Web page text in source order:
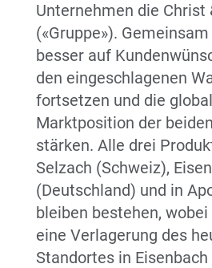
Unternehmen die Christ
(«Gruppe»).
besser auf
den eingeschlagenen
fortsetzen und die
Marktposition der
stärken. Alle drei
Selzach (Schweiz),
(Deutschland) und in
bleiben bestehen,
eine Verlagerung des
Standortes in